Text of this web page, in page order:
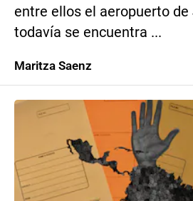
entre ellos el aeropuerto de
todavía se encuentra ...
Maritza Saenz